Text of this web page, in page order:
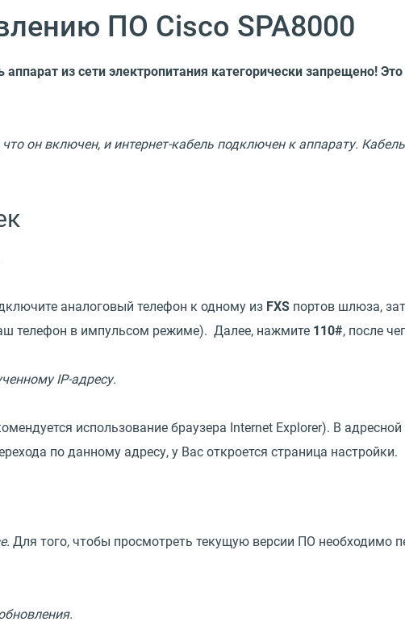
ПО Cisco SPA8000
из сети электропитания категорически запрещено!
он включен, и интернет-кабель подключен к аппарату.
аналоговый телефон к одному из FXS портов шлюза,
телефон в импульсом режиме). Далее, нажмите 110#, после
IP-адресу.
использование браузера Internet Explorer). В
по данному адресу, у Вас откроется страница настройки.
Для того, чтобы просмотреть текущую версии ПО необходимо